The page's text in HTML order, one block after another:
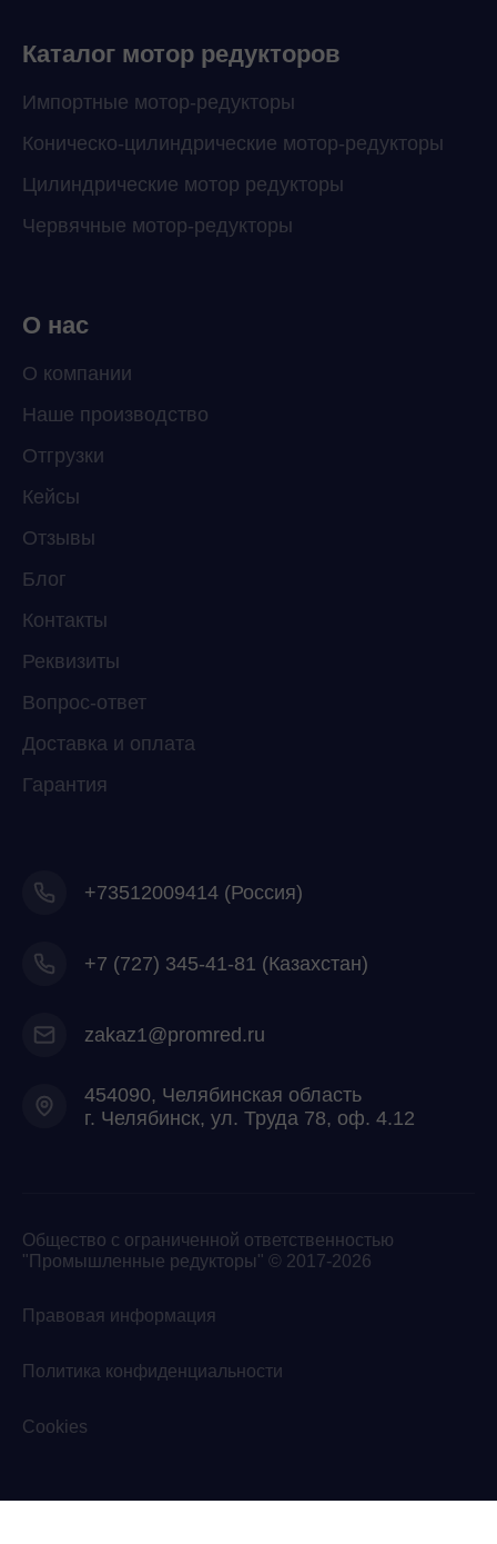
Каталог мотор редукторов
Импортные мотор-редукторы
Коническо-цилиндрические мотор-редукторы
Цилиндрические мотор редукторы
Червячные мотор-редукторы
О нас
О компании
Наше производство
Отгрузки
Кейсы
Отзывы
Блог
Контакты
Реквизиты
Вопрос-ответ
Доставка и оплата
Гарантия
+73512009414 (Россия)
+7 (727) 345-41-81 (Казахстан)
zakaz1@promred.ru
454090, Челябинская область
г. Челябинск, ул. Труда 78, оф. 4.12
Общество с ограниченной ответственностью
"Промышленные редукторы" © 2017-2026
Правовая информация
Политика конфиденциальности
Cookies